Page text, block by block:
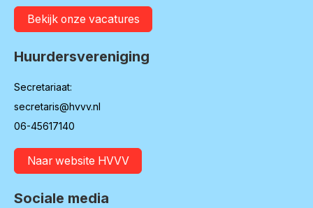
Bekijk onze vacatures
Huurdersvereniging
Secretariaat:
secretaris@hvvv.nl
06-45617140
Naar website HVVV
Sociale media